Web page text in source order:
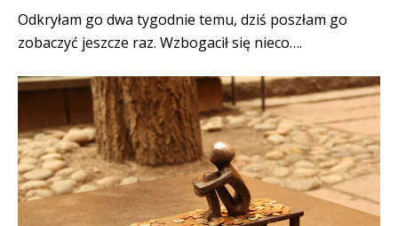
Odkryłam go dwa tygodnie temu, dziś poszłam go
zobaczyć jeszcze raz. Wzbogacił się nieco….